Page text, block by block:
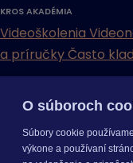
KROS AKADÉMIA
Videoškolenia
a príručkyČasto
Cenníky Odporučte
konfigurácia
O súboroch
Súbory cookie
výkone a používaní